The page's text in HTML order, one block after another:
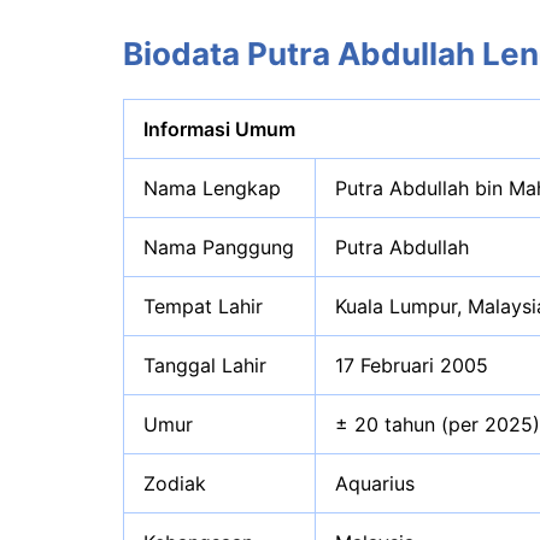
Biodata Putra Abdullah
Informasi Umum
Nama Lengkap Putra Abdullah bin
Nama Panggung Putra Abdullah
Tempat Lahir Kuala Lumpur,
Tanggal Lahir 17 Februari 2005
Umur ± 20 tahun (per 2025)
Zodiak Aquarius